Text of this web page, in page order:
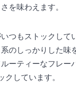
を味わえます。
つもストックして
のしっかりした味
ーティーなフレー
クしています。